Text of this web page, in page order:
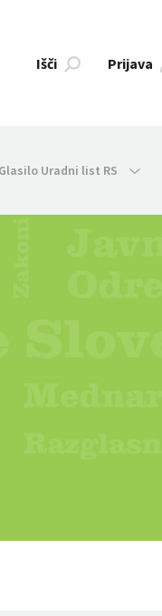
Išči Prijava
Glasilo Uradni list RS